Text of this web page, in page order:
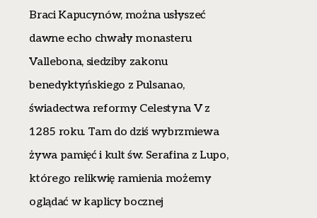
Braci Kapucynów, można usłyszeć
dawne echo chwały monasteru
Vallebona, siedziby zakonu
benedyktyńskiego z Pulsanao,
świadectwa reformy Celestyna V z
1285 roku. Tam do dziś wybrzmiewa
żywa pamięć i kult św. Serafina z Lupo,
którego relikwię ramienia możemy
oglądać w kaplicy bocznej